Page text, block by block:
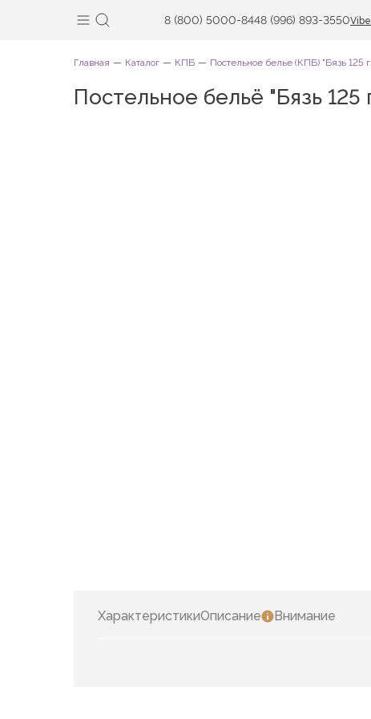
8 (800) 5000-8448 (996) 893-3550
Главная Каталог КПБ Постельное белье (КПБ) "Бязь 125
Постельное бельё "Бязь
ХарактеристикиОписание Внимание